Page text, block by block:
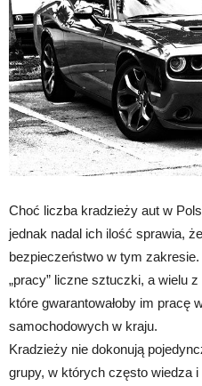
Choć liczba kradzieży aut w
jednak nadal ich ilość sprawia,
bezpieczeństwo w tym zakresie.
„pracy” liczne sztuczki, a wielu
które gwarantowałoby im pracę
samochodowych w kraju.
Kradzieży nie dokonują
grupy, w których często wiedza